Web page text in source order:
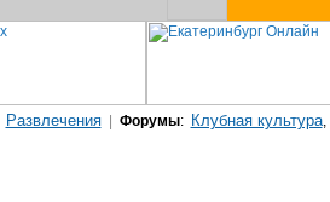
Развлечения| Форумы: Клубная культура,